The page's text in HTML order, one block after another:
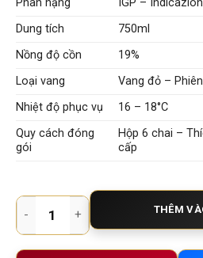
Phân hạng
IGP –
Dung tích
750ml
Nồng độ cồn
19%
Loại vang
Vang đỏ –
Nhiệt độ phục vụ
16 – 18°C
Quy cách đóng
gói
Hộp 6 chai –
cấp
Rượu Vang Ý 19 Limited Edition
THÊM